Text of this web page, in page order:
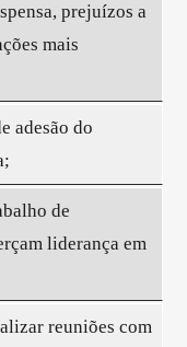
prejuízos a
mais
adesão do
de
liderança em
reuniões com